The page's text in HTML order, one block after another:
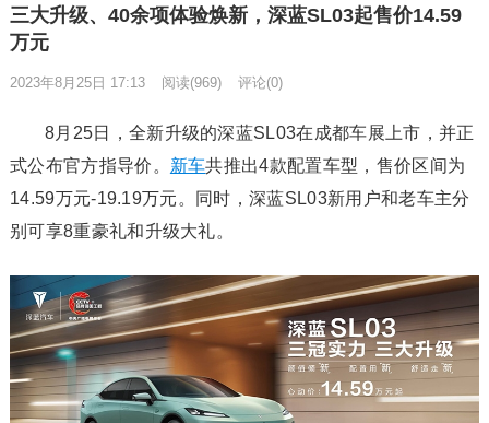
三大升级、40余项体验焕新，深蓝SL03起售价14.59
万元
2023年8月25日 17:13 阅读(969) 评论(0)
8月25日，全新升级的深蓝SL03在成都车展上市，并正
式公布官方指导价。 新车共推出4款配置车型，售价区间为
14.59万元-19.19万元。同时，深蓝SL03新用户和老车主分
别可享8重豪礼和升级大礼。